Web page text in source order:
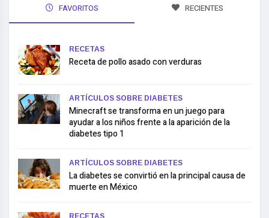
FAVORITOS RECIENTES
RECETAS
Receta de pollo asado con verduras
ARTÍCULOS SOBRE DIABETES
Minecraft se transforma en un juego para
ayudar a los niños frente a la aparición de la
diabetes tipo 1
ARTÍCULOS SOBRE DIABETES
La diabetes se convirtió en la principal causa de
muerte en México
RECETAS